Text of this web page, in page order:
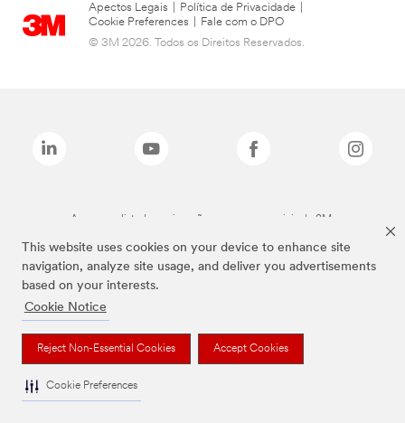
This website uses cookies on your device to enhance site
navigation, analyze site usage, and deliver you advertisements
based on your interests.
Cookie Notice
Reject Non-Essential Cookies Accept Cookies
Cookie Preferences
Apectos Legais Política de Privacidade
Cookie Preferences
Fale com o DPO
© 3M 2026. Todos os Direitos Reservados.
As marcas listadas a cima são marcas comerciais da 3M.